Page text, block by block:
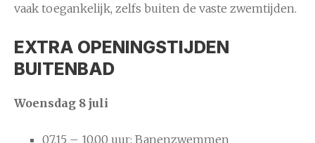
vaak toegankelijk, zelfs buiten de vaste zwemtijden.
EXTRA OPENINGSTIJDEN
BUITENBAD
Woensdag 8 juli
07.15 – 10.00 uur: Banenzwemmen